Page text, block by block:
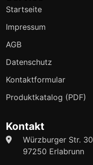
Startseite
Impressum
AGB
Datenschutz
Kontaktformular
Produktkatalog (PDF)
Kontakt
Würzburger Str. 30
97250 Erlabrunn